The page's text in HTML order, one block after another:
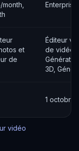
Enterprise
et
de
Éditeur
de
3D,
1 octobre
vidéo